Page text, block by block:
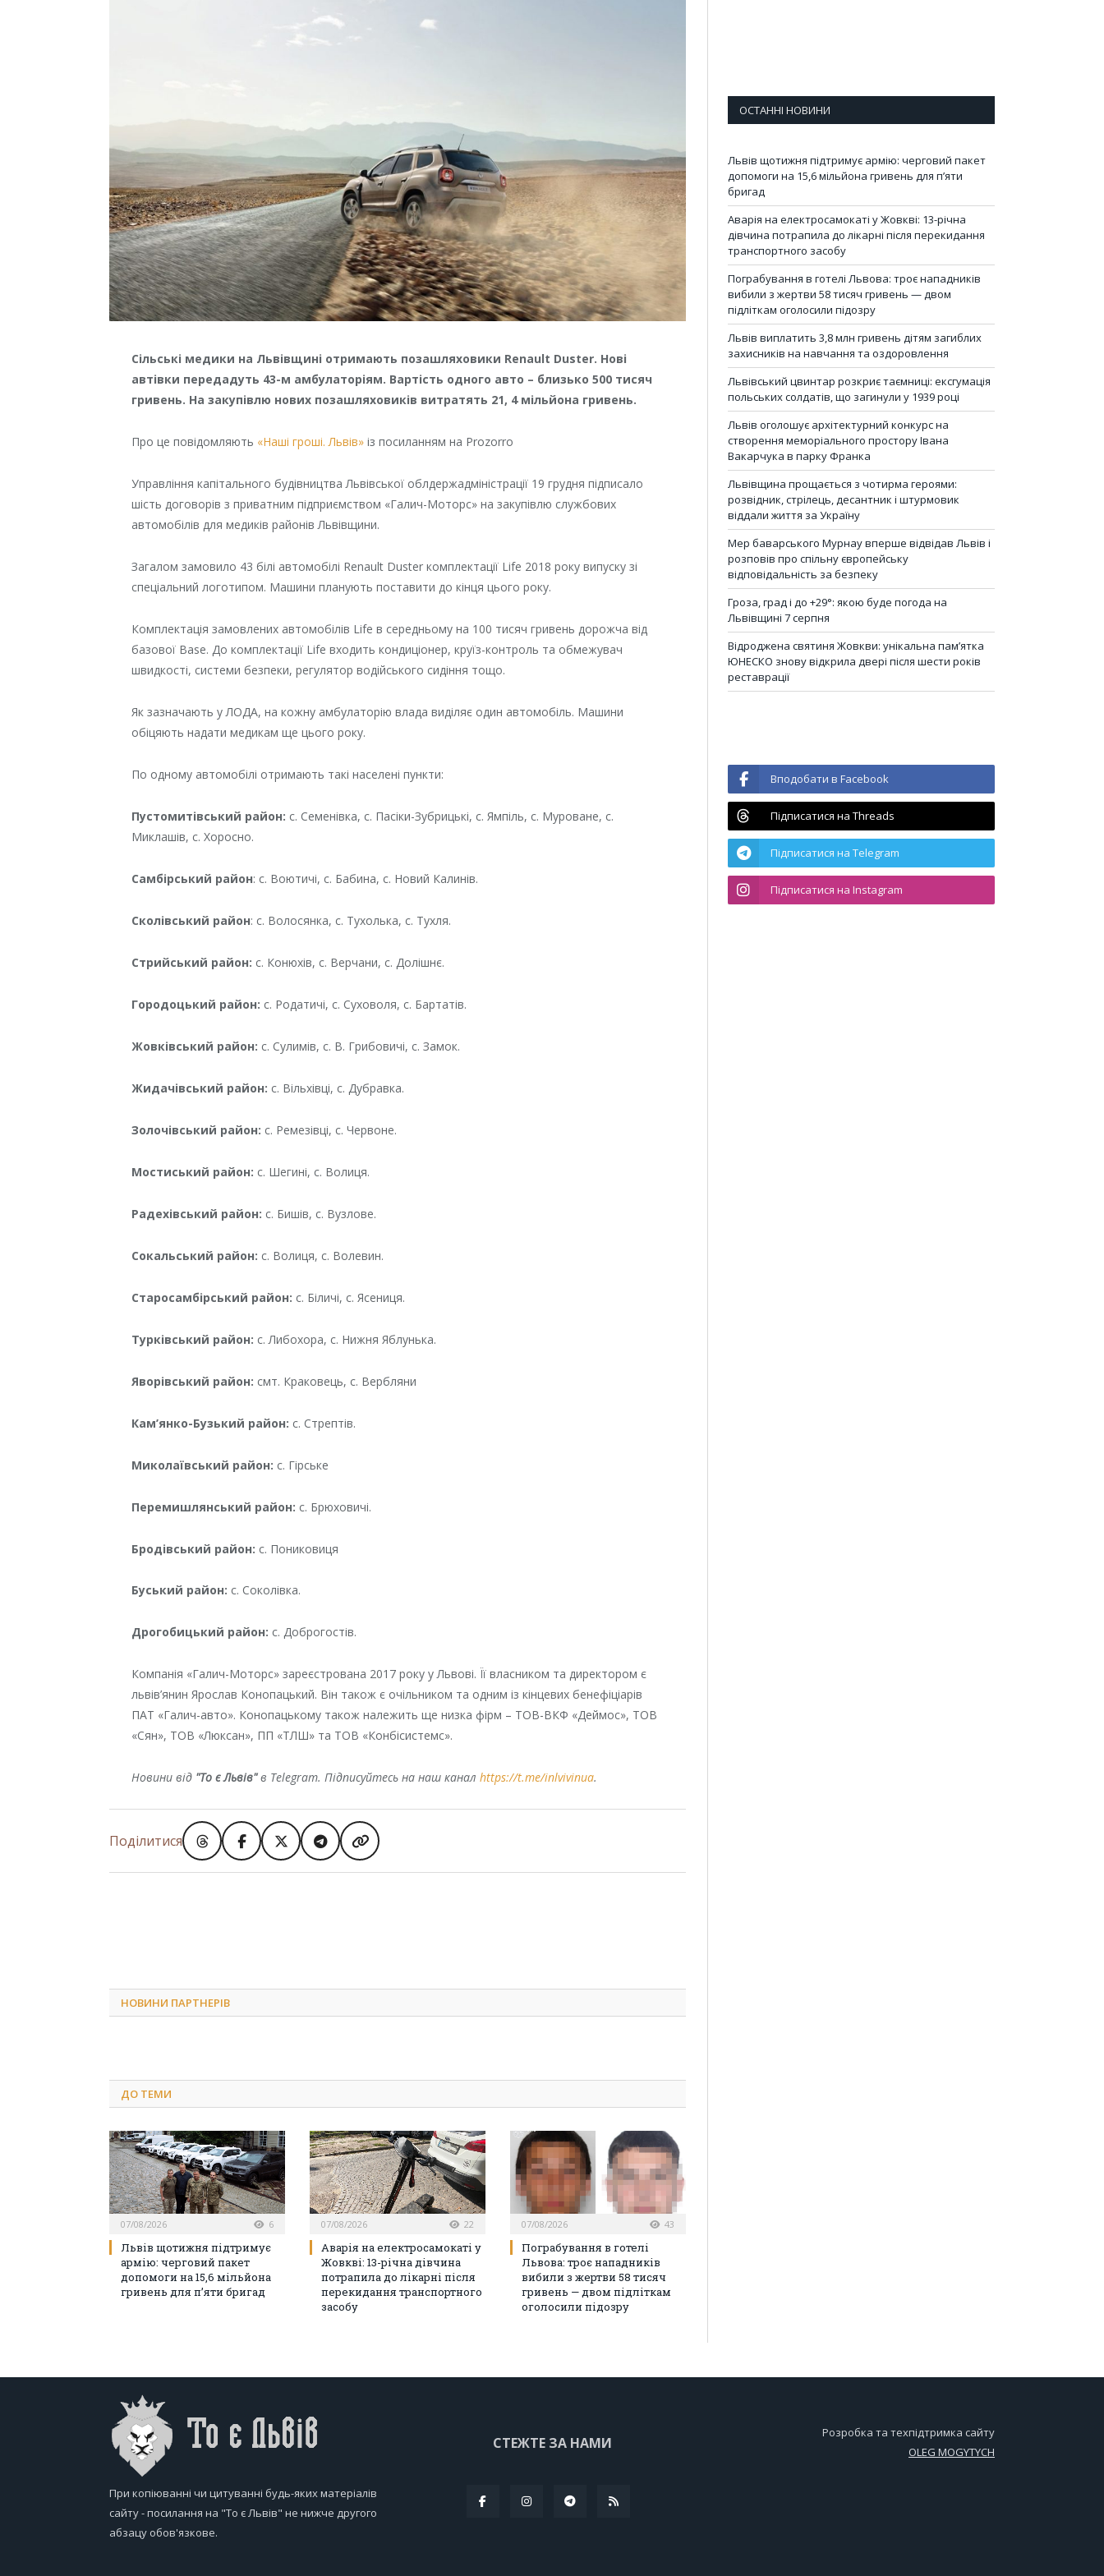
Сільські медики на Львівщині отримають позашляховики Renault Duster. Нові
автівки передадуть 43-м амбулаторіям. Вартість одного авто – близько 500 тисяч
гривень. На закупівлю нових позашляховиків витратять 21, 4 мільйона гривень.
Про це повідомляють «Наші гроші. Львів» із посиланням на Prozorro
Управління капітального будівництва Львівської облдержадміністрації 19 грудня підписало
шість договорів з приватним підприємством «Галич-Моторс» на закупівлю службових
автомобілів для медиків районів Львівщини.
Загалом замовило 43 білі автомобілі Renault Duster комплектації Life 2018 року випуску зі
спеціальний логотипом. Машини планують поставити до кінця цього року.
Комплектація замовлених автомобілів Life в середньому на 100 тисяч гривень дорожча від
базової Base. До комплектації Life входить кондиціонер, круїз-контроль та обмежувач
швидкості, системи безпеки, регулятор водійського сидіння тощо.
Як зазначають у ЛОДА, на кожну амбулаторію влада виділяє один автомобіль. Машини
обіцяють надати медикам ще цього року.
По одному автомобілі отримають такі населені пункти:
Пустомитівський район: с. Семенівка, с. Пасіки-Зубрицькі, с. Ямпіль, с. Муроване, с.
Миклашів, с. Хоросно.
Самбірський район: с. Воютичі, с. Бабина, с. Новий Калинів.
Сколівський район: с. Волосянка, с. Тухолька, с. Тухля.
Стрийський район: с. Конюхів, с. Верчани, с. Долішнє.
Городоцький район: с. Родатичі, с. Суховоля, с. Бартатів.
Жовківський район: с. Сулимів, с. В. Грибовичі, с. Замок.
Жидачівський район: с. Вільхівці, с. Дубравка.
Золочівський район: с. Ремезівці, с. Червоне.
Мостиський район: с. Шегині, с. Волиця.
Радехівський район: с. Бишів, с. Вузлове.
Сокальський район: с. Волиця, с. Волевин.
Старосамбірський район: с. Біличі, с. Ясениця.
Турківський район: с. Либохора, с. Нижня Яблунька.
Яворівський район: смт. Краковець, с. Вербляни
Кам’янко-Бузький район: с. Стрептів.
Миколаївський район: с. Гірське
Перемишлянський район: с. Брюховичі.
Бродівський район: с. Пониковиця
Буський район: с. Соколівка.
Дрогобицький район: с. Доброгостів.
Компанія «Галич-Моторс» зареєстрована 2017 року у Львові. Її власником та директором є
львів’янин Ярослав Конопацький. Він також є очільником та одним із кінцевих бенефіціарів
ПАТ «Галич-авто». Конопацькому також належить ще низка фірм – ТОВ-ВКФ «Деймос», ТОВ
«Сян», ТОВ «Люксан», ПП «ТЛШ» та ТОВ «Конбісистемс».
Новини від "То є Львів"в Telegram. Підписуйтесь на наш каналhttps://t.me/inlvivinua.
Поділитися
НОВИНИ ПАРТНЕРІВ
ДО ТЕМИ
07/08/2026 6
Львів щотижня підтримує
армію: черговий пакет
допомоги на 15,6 мільйона
гривень для п’яти бригад
07/08/2026 22
Аварія на електросамокаті у
Жовкві: 13-річна дівчина
потрапила до лікарні після
перекидання транспортного
засобу
07/08/2026 43
Пограбування в готелі
Львова: троє нападників
вибили з жертви 58 тисяч
гривень — двом підліткам
оголосили підозру
ОСТАННІ НОВИНИ
Львів щотижня підтримує армію: черговий пакет
допомоги на 15,6 мільйона гривень для п’яти
бригад
Аварія на електросамокаті у Жовкві: 13-річна
дівчина потрапила до лікарні після перекидання
транспортного засобу
Пограбування в готелі Львова: троє нападників
вибили з жертви 58 тисяч гривень — двом
підліткам оголосили підозру
Львів виплатить 3,8 млн гривень дітям загиблих
захисників на навчання та оздоровлення
Львівський цвинтар розкриє таємниці: ексгумація
польських солдатів, що загинули у 1939 році
Львів оголошує архітектурний конкурс на
створення меморіального простору Івана
Вакарчука в парку Франка
Львівщина прощається з чотирма героями:
розвідник, стрілець, десантник і штурмовик
віддали життя за Україну
Мер баварського Мурнау вперше відвідав Львів і
розповів про спільну європейську
відповідальність за безпеку
Гроза, град і до +29°: якою буде погода на
Львівщині 7 серпня
Відроджена святиня Жовкви: унікальна пам’ятка
ЮНЕСКО знову відкрила двері після шести років
реставрації
Вподобати в Facebook
Підписатися на Threads
Підписатися на Telegram
Підписатися на Instagram
При копіюванні чи цитуванні будь-яких матеріалів
сайту - посилання на "То є Львів" не нижче другого
абзацу обов'язкове.
СТЕЖТЕ ЗА НАМИ
Розробка та техпідтримка сайту
OLEG MOGYTYCH